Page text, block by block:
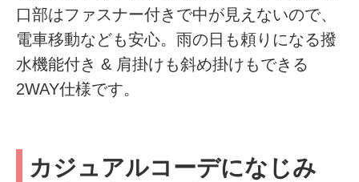
口部はファスナー付きで中が見えないので、
電車移動なども安心。雨の日も頼りになる撥
水機能付き & 肩掛けも斜め掛けもできる
2WAY仕様です。
カジュアルコーデになじみ